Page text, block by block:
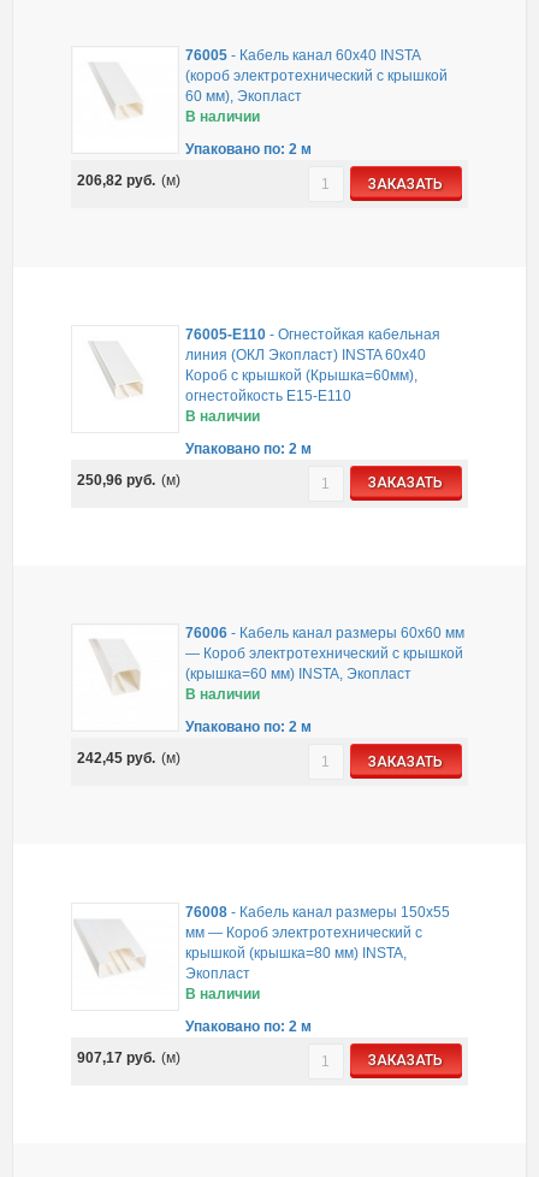
76005 - Кабель канал 60х40 INSTA
(короб электротехнический с крышкой
60 мм), Экопласт
В наличии
Упаковано по: 2 м
206,82руб. (м) ЗАКАЗАТЬ
76005-E110 -Огнестойкая кабельная
линия (ОКЛ Экопласт) INSTA 60х40
Короб с крышкой (Крышка=60мм),
огнестойкость E15-E110
В наличии
Упаковано по: 2 м
250,96руб. (м) ЗАКАЗАТЬ
76006 - Кабель канал размеры 60x60 мм
— Короб электротехнический с крышкой
(крышка=60 мм) INSTA, Экопласт
В наличии
Упаковано по: 2 м
242,45руб. (м) ЗАКАЗАТЬ
76008 - Кабель канал размеры 150x55
мм — Короб электротехнический с
крышкой (крышка=80 мм) INSTA,
Экопласт
В наличии
Упаковано по: 2 м
907,17руб. (м) ЗАКАЗАТЬ